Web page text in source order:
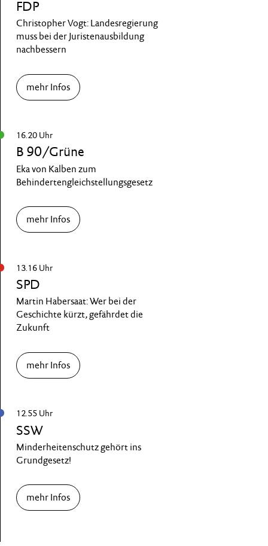
FDP
Christopher Vogt: Landesregierung
muss bei der Juristenausbildung
nachbessern
mehr Infos
16.20 Uhr
B 90/Grüne
Eka von Kalben zum
Behindertengleichstellungsgesetz
mehr Infos
13.16 Uhr
SPD
Martin Habersaat: Wer bei der
Geschichte kürzt, gefährdet die
Zukunft
mehr Infos
12.55 Uhr
SSW
Minderheitenschutz gehört ins
Grundgesetz!
mehr Infos